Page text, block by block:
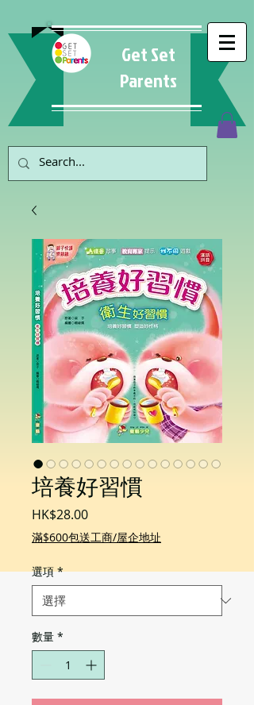
Get Set
Parents
培養好習慣
HK$28.00價
格
滿$600包送工商/屋企地址
選項 *
數量 *